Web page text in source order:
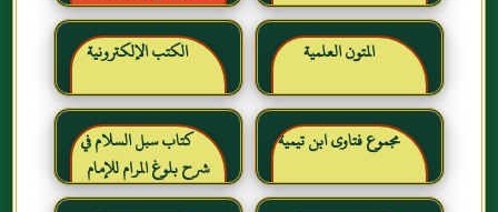
حقائق وأرقام ناطقة ، لكن
لا يسمعها المدخنون حرره
خالد بن عبد الرحمن بن حمد
الشايع
المتون العلمية الكتب الإلكترونية
مجموع فتاوى ابن تيمية
كتاب سبل السلام في
شرح بلوغ المرام للإمام
الصنعاني رحمه الله